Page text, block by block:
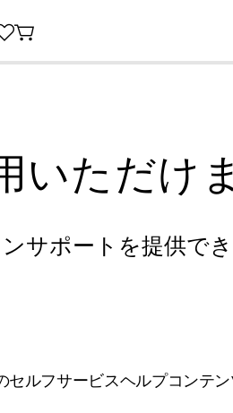
いただけ
サポートを提供でき
ルフサービスヘルプコンテ